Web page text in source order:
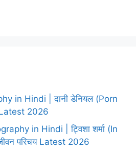
in Hindi | दानी डेनियल (Porn
Latest 2026
in Hindi | ट्विशा शर्मा (In
परिचय Latest 2026